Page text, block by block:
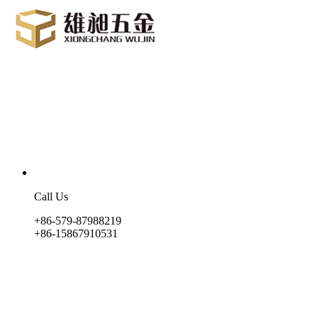
Call Us
+86-579-87988219
+86-15867910531